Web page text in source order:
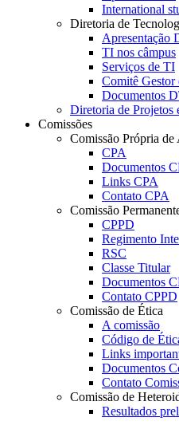
International
Diretoria de
Apresentação
TI nos câmpus
Serviços de TI
Comitê Gestor
Documentos
Diretoria de Projetos
Comissões
Comissão Própria de
CPA
Documentos
Links CPA
Contato CPA
Comissão
CPPD
Regimento
RSC
Classe Titular
Documentos
Contato CPPD
Comissão de Ética
A comissão
Código de
Links
Documentos
Contato
Comissão de
Resultados